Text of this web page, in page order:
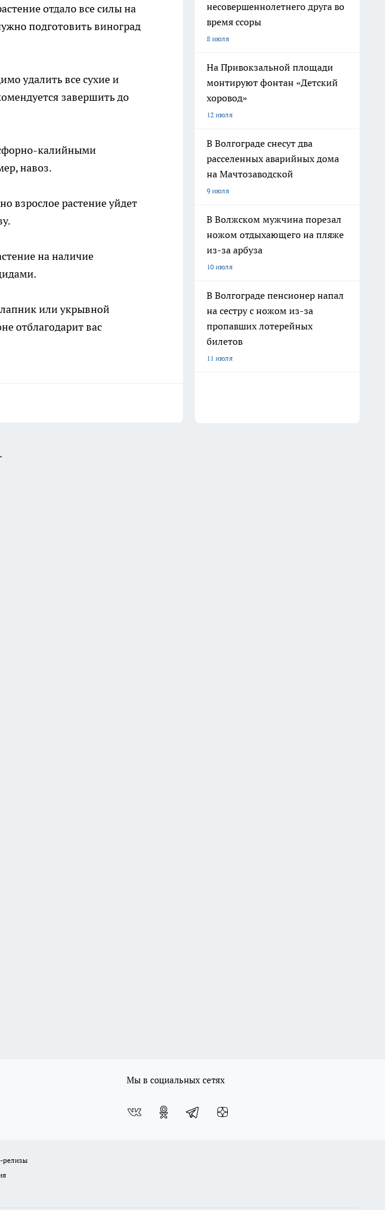
отдало все силы на
подготовить виноград
удалить все сухие и
завершить до
калийными
навоз.
взрослое растение уйдет
на наличие
или укрывной
отблагодарит вас
несовершеннолетнего друга во
время ссоры
8 июля
На Привокзальной площади
монтируют фонтан «Детский
хоровод»
12 июля
В Волгограде снесут два
расселенных аварийных дома
на Мачтозаводской
9 июля
В Волжском мужчина порезал
ножом отдыхающего на пляже
из-за арбуза
10 июля
В Волгограде пенсионер напал
на сестру с ножом из-за
пропавших лотерейных
билетов
11 июля
Мы в социальных сетях
релизы